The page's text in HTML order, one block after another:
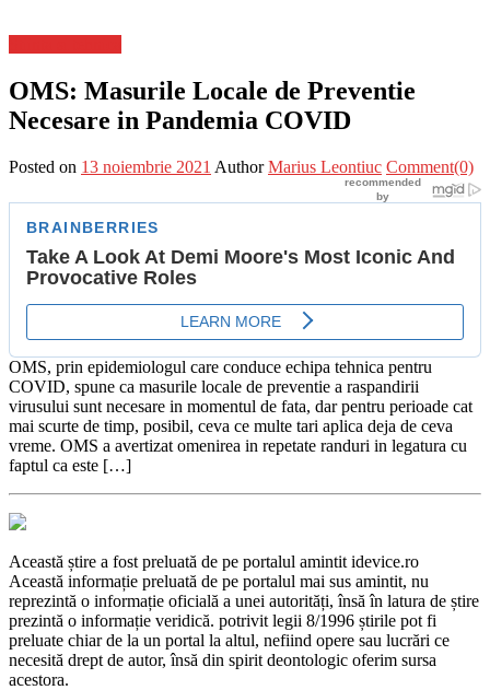
OMS: Masurile Locale de Preventie
Necesare in Pandemia COVID
Posted on 13 noiembrie 2021 Author Marius Leontiuc Comment(0)
OMS, prin epidemiologul care conduce echipa tehnica pentru
COVID, spune ca masurile locale de preventie a raspandirii
virusului sunt necesare in momentul de fata, dar pentru perioade cat
mai scurte de timp, posibil, ceva ce multe tari aplica deja de ceva
vreme. OMS a avertizat omenirea in repetate randuri in legatura cu
faptul ca este […]
Această știre a fost preluată de pe portalul amintit idevice.ro
Această informație preluată de pe portalul mai sus amintit, nu
reprezintă o informație oficială a unei autorități, însă în latura de știre
prezintă o informație veridică. potrivit legii 8/1996 știrile pot fi
preluate chiar de la un portal la altul, nefiind opere sau lucrări ce
necesită drept de autor, însă din spirit deontologic oferim sursa
acestora.